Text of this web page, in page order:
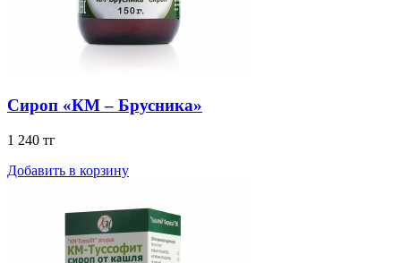
Сироп «КМ – Брусника»
1 240 тг
Добавить в корзину